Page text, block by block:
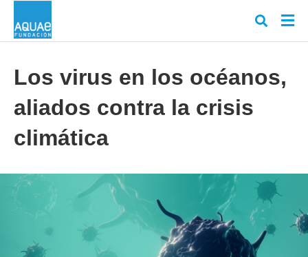
Los virus en los océanos,
aliados contra la crisis
climática